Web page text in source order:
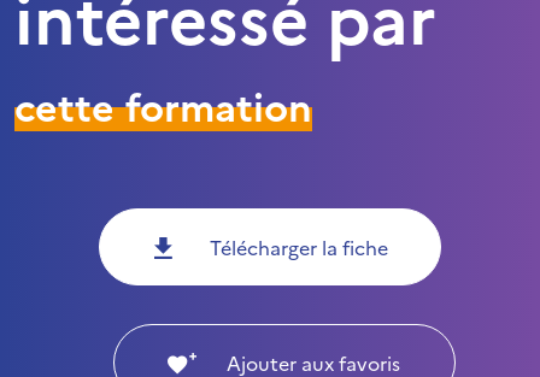
cette formation
Télécharger la fiche
Ajouter aux favoris